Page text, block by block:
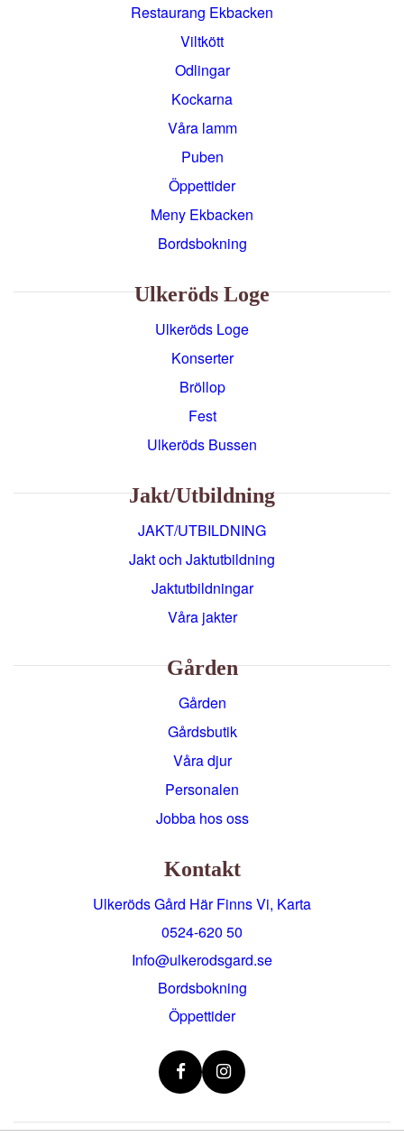
Restaurang Ekbacken
Viltkött
Odlingar
Kockarna
Våra lamm
Puben
Öppettider
Meny Ekbacken
Bordsbokning
Ulkeröds Loge
Ulkeröds Loge
Konserter
Bröllop
Fest
Ulkeröds Bussen
Jakt/utbildning
JAKT/UTBILDNING
Jakt och Jaktutbildning
Jaktutbildningar
Våra jakter
Gården
Gården
Gårdsbutik
Våra djur
Personalen
Jobba hos oss
Kontakt
Ulkeröds Gård Här Finns Vi, Karta
0524-620 50
info@ulkerodsgard.se
Bordsbokning
Öppettider